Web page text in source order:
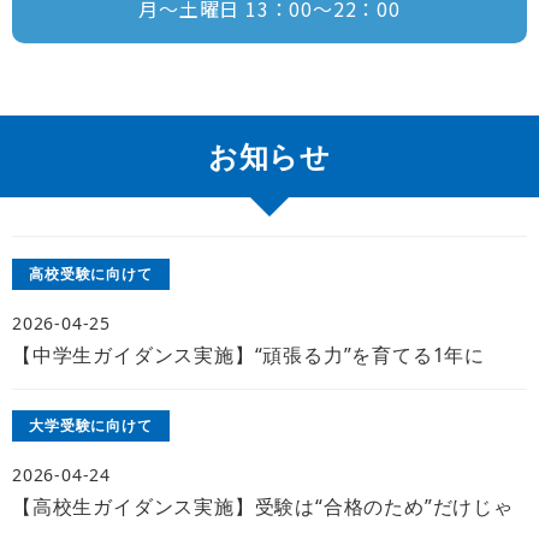
月～土曜日 13：00～22：00
お知らせ
高校受験に向けて
【中学生ガイダンス実施】“頑張る力”を育てる1年に
2026-04-25
大学受験に向けて
【高校生ガイダンス実施】受験は“合格のため”だけじゃ
2026-04-24